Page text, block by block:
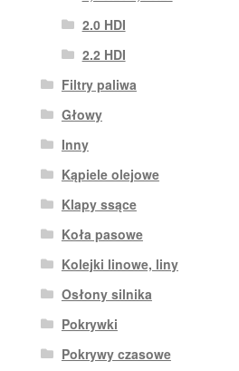
2.0 HDI
2.2 HDI
Filtry paliwa
Głowy
Inny
Kąpiele olejowe
Klapy ssące
Koła pasowe
Kolejki linowe, liny
Osłony silnika
Pokrywki
Pokrywy czasowe